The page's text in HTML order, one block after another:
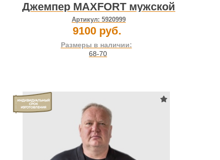
Джемпер MAXFORT мужской
Артикул: 5920999
9100 руб.
Размеры в наличии:
68-70